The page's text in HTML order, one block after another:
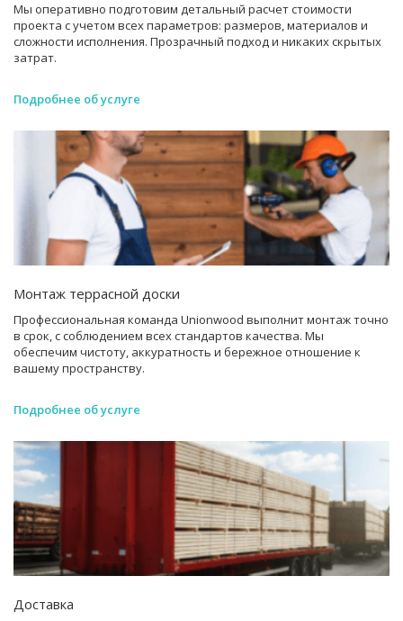
Мы оперативно подготовим детальный расчет стоимости
проекта с учетом всех параметров: размеров, материалов и
сложности исполнения. Прозрачный подход и никаких скрытых
затрат.
Подробнее об услуге
Монтаж террасной доски
Профессиональная команда Unionwood выполнит монтаж точно
в срок, с соблюдением всех стандартов качества. Мы
обеспечим чистоту, аккуратность и бережное отношение к
вашему пространству.
Подробнее об услуге
Доставка